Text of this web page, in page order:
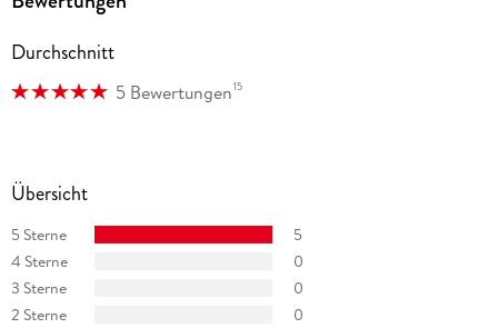
Durchschnitt
5 Bewertungen15
Übersicht
5 Sterne
5
4 Sterne
0
3 Sterne
0
2 Sterne
0